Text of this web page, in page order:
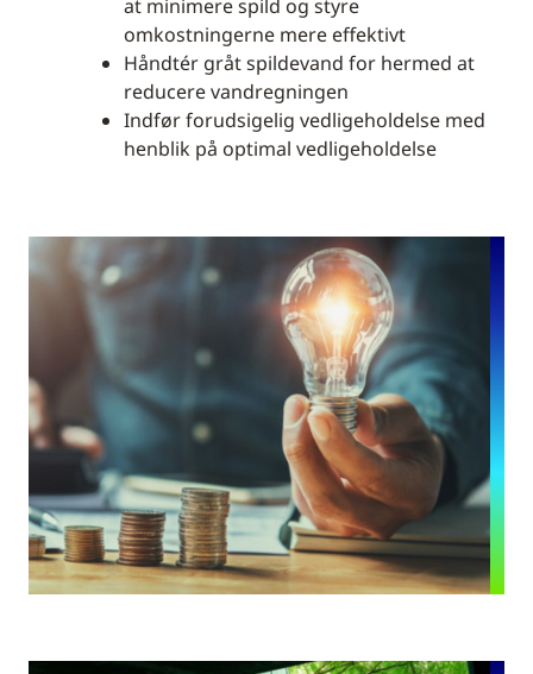
at minimere spild og styre
omkostningerne mere effektivt
Håndtér gråt spildevand for hermed at
reducere vandregningen
Indfør forudsigelig vedligeholdelse med
henblik på optimal vedligeholdelse